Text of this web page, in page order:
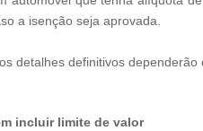
a isenção seja aprovada.
detalhes definitivos
incluir limite de valor